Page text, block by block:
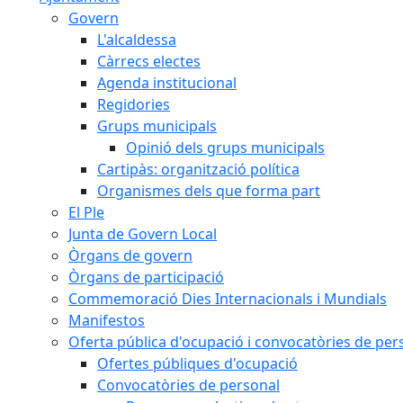
Govern
L'alcaldessa
Càrrecs electes
Agenda institucional
Regidories
Grups municipals
Opinió dels grups municipals
Cartipàs: organització política
Organismes dels que forma part
El Ple
Junta de Govern Local
Òrgans de govern
Òrgans de participació
Commemoració Dies Internacionals i Mundials
Manifestos
Oferta pública d'ocupació i convocatòries de
Ofertes públiques d'ocupació
Convocatòries de personal